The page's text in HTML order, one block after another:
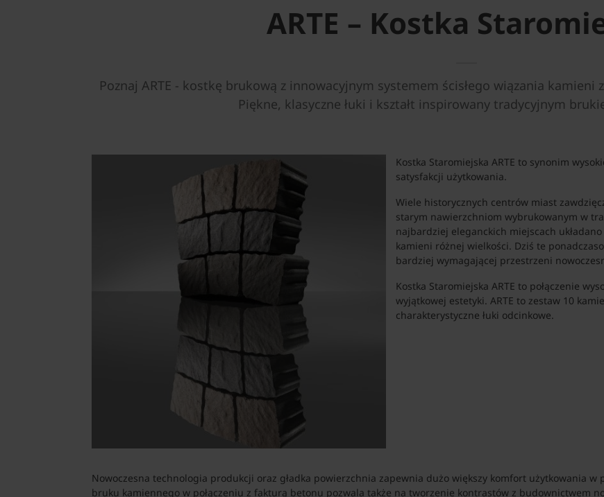
ARTE – Kostka
Poznaj ARTE - kostkę brukową z innowacyjnym systemem ścisłego wiązania
Piękne, klasyczne łuki i kształt inspirowany tradycyjnym
Kostka Staromiejska ARTE to synonim
satysfakcji użytkowania.
Wiele historycznych centrów miast
starym nawierzchniom wybrukowanym w
najbardziej eleganckich miejscach
kamieni różnej wielkości. Dziś te
bardziej wymagającej przestrzeni
Kostka Staromiejska ARTE to połączenie
wyjątkowej estetyki. ARTE to zestaw 10
charakterystyczne łuki odcinkowe.
Nowoczesna technologia produkcji oraz gładka powierzchnia zapewnia dużo większy komfort użytkowania
bruku kamiennego w połączeniu z fakturą betonu pozwala także na tworzenie kontrastów z budownictwem